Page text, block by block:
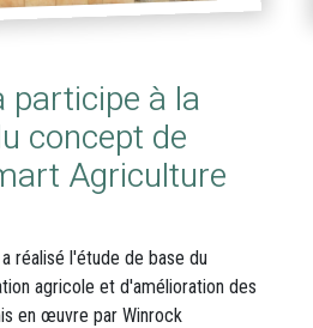
participe à la
concept de
Agriculture
réalisé l'étude de base du
agricole et d'amélioration des
en œuvre par Winrock